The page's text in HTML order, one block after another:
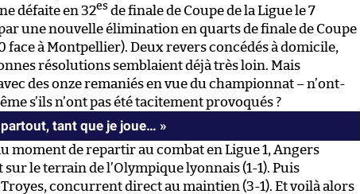
défaite en 32es de finale de Coupe de la Ligue le 7
une nouvelle élimination en quarts de finale de Coupe
face à Montpellier). Deux revers concédés à domicile,
résolutions semblaient déjà très loin. Mais
des onze remaniés en vue du championnat – n’ont-
s’ils n’ont pas été tacitement provoqués ?
tant que je joue… »
moment de repartir au combat en Ligue 1, Angers
le terrain de l’Olympique lyonnais (1-1). Puis
concurrent direct au maintien (3-1). Et voilà alors